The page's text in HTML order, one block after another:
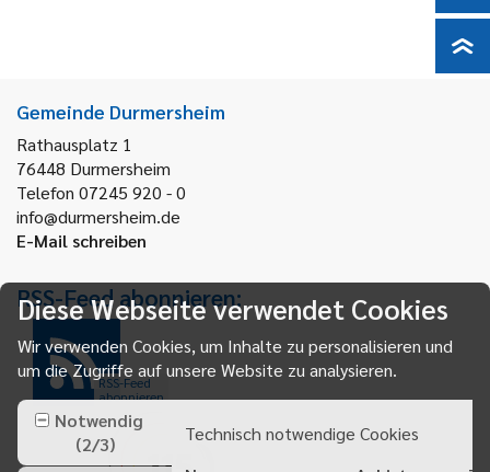
Gemeinde Durmersheim
Rathausplatz 1
76448 Durmersheim
Telefon 07245 920 - 0
info@durmersheim.de
E-Mail schreiben
RSS-Feed abonnieren:
RSS-Feed
abonnieren
Diese Webseite verwendet Cookies
Wir verwenden Cookies, um Inhalte zu personalisieren und
um die Zugriffe auf unsere Website zu analysieren.
Notwendig
(2/3)
Technisch notwendige Cookies